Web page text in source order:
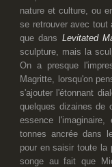
nature et culture, ou
se retrouver avec
que dans Levitated
sculpture, mais la
On a presque
Magritte, lorsqu'on
s'ajouter l'étonnant
quelques dizaines de
essence
tonnes ancrée dans
pour en saisir toute la
songe au fait que